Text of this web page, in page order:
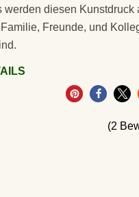
werden diesen Kunstdruck
Freunde, und
(2